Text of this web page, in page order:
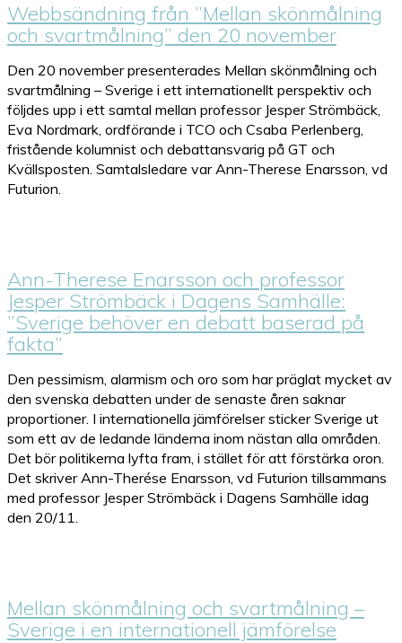
Webbsändning från ”Mellan skönmålning
och svartmålning” den 20 november
Den 20 november presenterades Mellan skönmålning och
svartmålning – Sverige i ett internationellt perspektiv och
följdes upp i ett samtal mellan professor Jesper Strömbäck,
Eva Nordmark, ordförande i TCO och Csaba Perlenberg,
fristående kolumnist och debattansvarig på GT och
Kvällsposten. Samtalsledare var Ann-Therese Enarsson, vd
Futurion.
Ann-Therese Enarsson och professor
Jesper Strömbäck i Dagens Samhälle:
”Sverige behöver en debatt baserad på
fakta”
Den pessimism, alarmism och oro som har präglat mycket av
den svenska debatten under de senaste åren saknar
proportioner. I internationella jämförelser sticker Sverige ut
som ett av de ledande länderna inom nästan alla områden.
Det bör politikerna lyfta fram, i stället för att förstärka oron.
Det skriver Ann-Therése Enarsson, vd Futurion tillsammans
med professor Jesper Strömbäck i Dagens Samhälle idag
den 20/11.
Mellan skönmålning och svartmålning –
Sverige i en internationell jämförelse